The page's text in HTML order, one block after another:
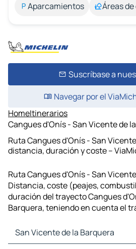
Aparcamientos
Áreas
Suscríbase a
Navegar por el
HomeItinerarios
Cangues d'Onís - San Vicente de
Ruta Cangues d'Onís - San
distancia, duración y coste –
Ruta Cangues d'Onís - San
Distancia, coste (peajes,
duración del trayecto Cangues
Barquera, teniendo en cuenta el
San Vicente de la Barquera